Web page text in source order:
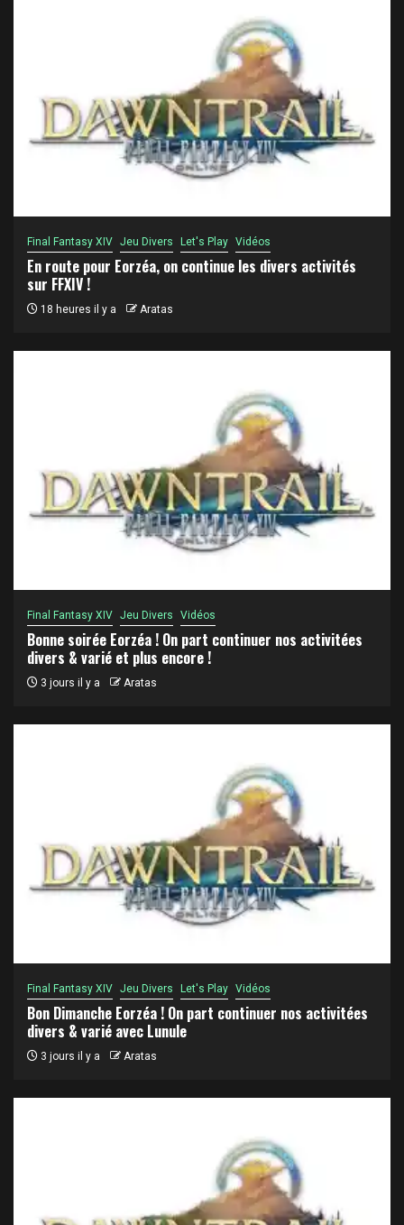
Final Fantasy XIV Jeu Divers Let's Play Vidéos
En route pour Eorzéa, on continue les divers activités
sur FFXIV !
18 heures il y a Aratas
Final Fantasy XIV Jeu Divers Vidéos
Bonne soirée Eorzéa ! On part continuer nos activitées
divers & varié et plus encore !
3 jours il y a Aratas
Final Fantasy XIV Jeu Divers Let's Play Vidéos
Bon Dimanche Eorzéa ! On part continuer nos activitées
divers & varié avec Lunule
3 jours il y a Aratas